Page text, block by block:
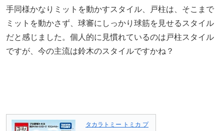
手同様かなりミットを動かすスタイル、戸柱は、そこまで
ミットを動かさず、球審にしっかり球筋を見せるスタイル
だと感じました。個人的に見慣れているのは戸柱スタイル
ですが、今の主流は鈴木のスタイルですかね？
タカラトミー トミカ プ